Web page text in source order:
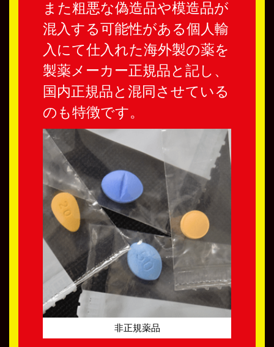
また粗悪な偽造品や模造品が
混入する可能性がある個人輸
入にて仕入れた海外製の薬を
製薬メーカー正規品と記し、
国内正規品と混同させている
のも特徴です。
非正規薬品